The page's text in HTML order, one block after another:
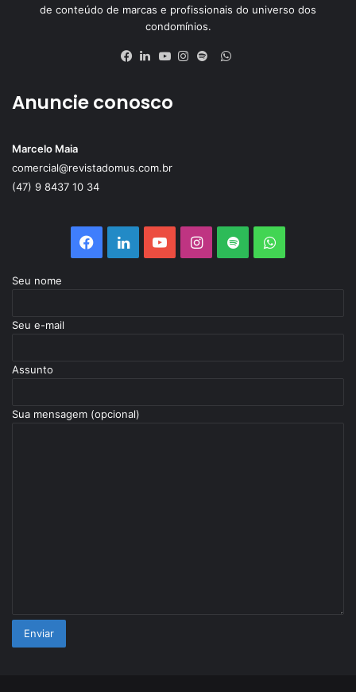
de conteúdo de marcas e profissionais do universo dos
condomínios.
WhatsApp
Anuncie conosco
Marcelo Maia
comercial@revistadomus.com.br
(47) 9 8437 10 34
Facebook
LinkedinYouTubeInstagram
SpotifyWhatsApp
Seu nome
Seu e-mail
Assunto
Sua mensagem (opcional)